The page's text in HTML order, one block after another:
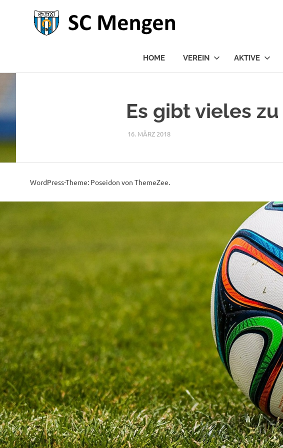
Mengen
HOME VEREIN AKTIVE
Es gibt vieles
16. MÄRZ 2018RAPHAEL RIESTERER
SLIDER
WordPress-Theme: Poseidon von ThemeZee.